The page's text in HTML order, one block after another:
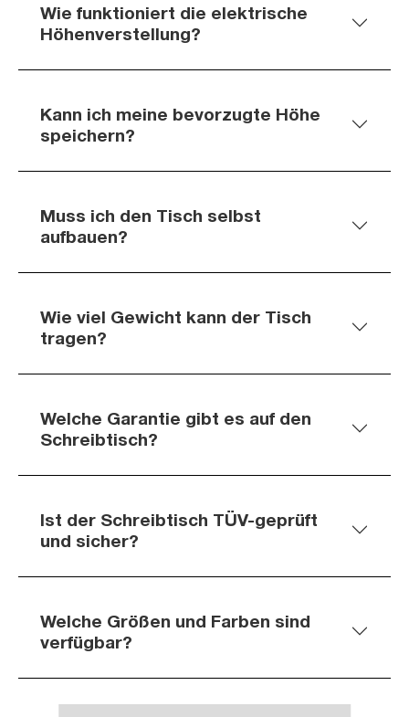
Wie funktioniert die elektrische
Höhenverstellung?
Kann ich meine bevorzugte Höhe
speichern?
Muss ich den Tisch selbst
aufbauen?
Wie viel Gewicht kann der Tisch
tragen?
Welche Garantie gibt es auf den
Schreibtisch?
Ist der Schreibtisch TÜV-geprüft
und sicher?
Welche Größen und Farben sind
verfügbar?